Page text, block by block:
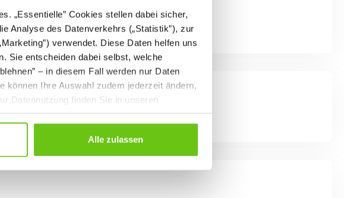
„Essentielle” Cookies stellen dabei sicher,
Analyse des Datenverkehrs („Statistik”), zur
verwendet. Diese Daten helfen uns
Sie entscheiden dabei selbst, welche
– in diesem Fall werden nur Daten
können Ihre Auswahl zudem jederzeit ändern,
Datennutzung finden Sie in unseren
Alle zulassen